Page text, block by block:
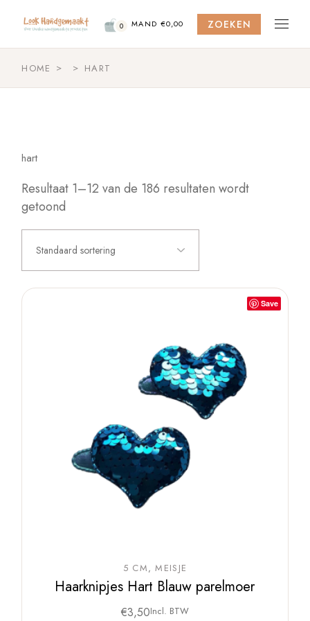
content
0 MAND €0,00 ZOEKEN
HOME HART
hart
Resultaat 1–12 van de 186 resultaten wordt
getoond
Standaard sortering
Save
5 CM MEISJE
Haarknipjes Hart Blauw parelmoer
€3,50Incl. BTW